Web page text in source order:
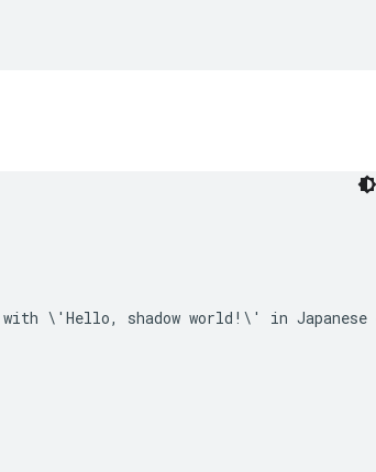
\'Hello, shadow world!\' in Japanese